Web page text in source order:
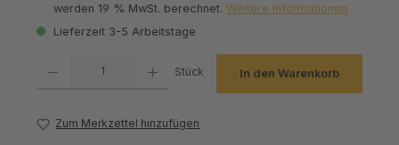
werden 19 % MwSt. berechnet.Weitere Informationen
Lieferzeit 3-5 Arbeitstage
Stück In den Warenkorb
Zum Merkzettel hinzufügen